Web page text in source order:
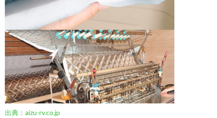
出典：aizu-rv.co.jp